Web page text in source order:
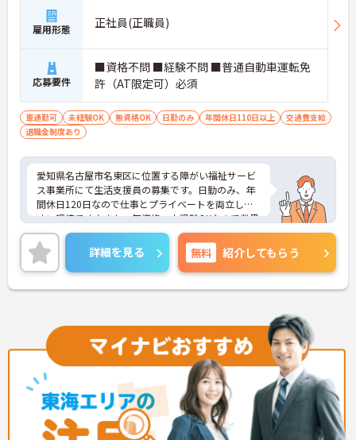
雇用形態 正社員(正職員)
応募要件
■資格不問 ■経験不問 ■普通自動車運転免
許（AT限定可）必須
車通勤可 未経験OK 無資格OK 日勤のみ 年間休日110日以上
交通費支給
退職金制度あり
愛知県名古屋市名東区に位置する障がい福祉サービ
ス事業所にて生活支援員の募集です。日勤のみ、年
間休日120日なので仕事とプライベートを両立しや
すい環境です♪また、無資格、未経験OKなので業界
未経験の方も安心してスタートできます！ご興味の
ある方はご面接のポイントお伝えしますのでご気軽
にお問い合わせください。
詳細を見る 無料 紹介してもらう